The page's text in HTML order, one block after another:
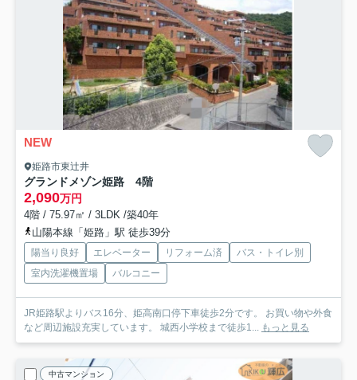
NEW
姫路市東辻井
グランドメゾン姫路 4階
2,090万円
4階 / 75.97㎡ / 3LDK /築40年
山陽本線「姫路」駅 徒歩39分
陽当り良好 エレベーター リフォーム済
バス・トイレ別
室内洗濯機置場
バルコニー
JR姫路駅よりバス16分、姫高南口停下車徒歩2分です。 お買い物や外食
など周辺施設充実しています。 城西小学校まで徒歩1... もっと見る
中古マンション